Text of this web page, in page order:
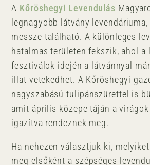
A Kőröshegyi Levendulás
legnagyobb látvány
messze található. A különleges
hatalmas területen fekszik, ahol a
fesztiválok idején a látvánnyal
illat vetekedhet. A Kőröshegyi
nagyszabású tulipánszürettel is
amit április közepe táján a
igazítva rendeznek meg.
Ha nehezen választjuk ki,
meg elsőként a szépséges